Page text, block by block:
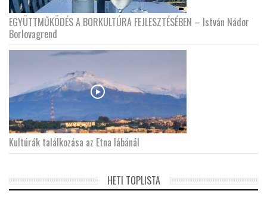
EGYÜTTMŰKÖDÉS A BORKULTÚRA FEJLESZTÉSÉBEN – István Nádor
Borlovagrend
Kultúrák találkozása az Etna lábánál
HETI TOPLISTA